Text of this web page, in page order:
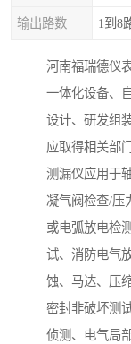
输出路数 1到8
河南福瑞德仪
一体化设备、
设计、研发组
应取得相关部
测漏仪应用于
凝气阀检查/压
或电弧放电检
试、消防电气
蚀、马达、压
密封非破坏测
侦测、电气局